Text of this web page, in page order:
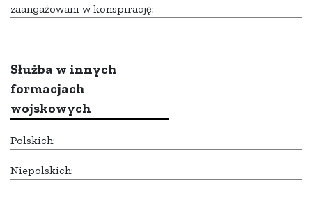
zaangażowani w konspirację:
Służba w innych
formacjach
wojskowych
Polskich:
Niepolskich: